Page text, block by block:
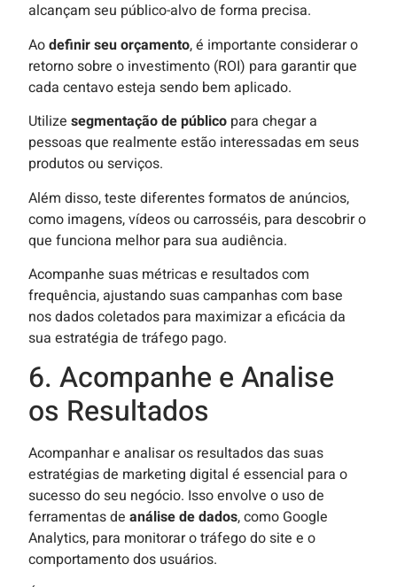
alcançam seu público-alvo de forma precisa.
Aodefinir seu orçamento, é importante considerar o
retorno sobre o investimento (ROI) para garantir que
cada centavo esteja sendo bem aplicado.
Utilize segmentação de público para chegar a
pessoas que realmente estão interessadas em seus
produtos ou serviços.
Além disso, teste diferentes formatos de anúncios,
como imagens, vídeos ou carrosséis, para descobrir o
que funciona melhor para sua audiência.
Acompanhe suas métricas e resultados com
frequência, ajustando suas campanhas com base
nos dados coletados para maximizar a eficácia da
sua estratégia de tráfego pago.
6. Acompanhe e Analise
os Resultados
Acompanhar e analisar os resultados das suas
estratégias de marketing digital é essencial para o
sucesso do seu negócio. Isso envolve o uso de
ferramentas de análise de dados, como Google
Analytics, para monitorar o tráfego do site e o
comportamento dos usuários.